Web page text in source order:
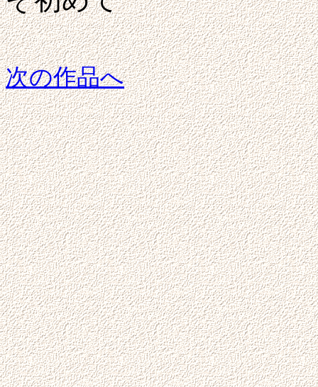
次の作品へ